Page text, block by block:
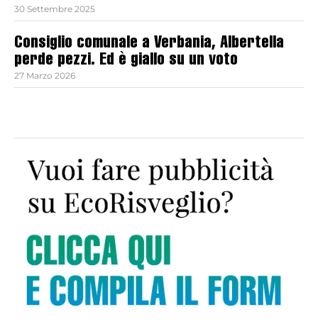
30 Settembre 2025
Consiglio comunale a Verbania, Albertella
perde pezzi. Ed è giallo su un voto
27 Marzo 2026